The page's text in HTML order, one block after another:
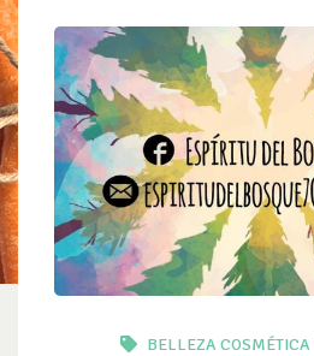
BELLEZA COSMÉTICA